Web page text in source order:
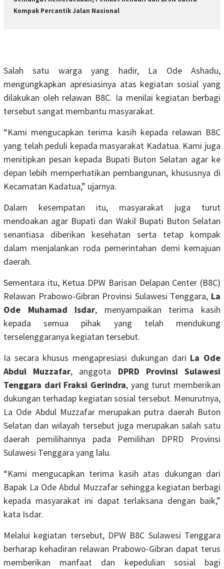
Kompak Percantik Jalan Nasional
Salah satu warga yang hadir, La Ode Ashadu,
mengungkapkan apresiasinya atas kegiatan sosial yang
dilakukan oleh relawan B8C. Ia menilai kegiatan berbagi
tersebut sangat membantu masyarakat.
“Kami mengucapkan terima kasih kepada relawan B8C
yang telah peduli kepada masyarakat Kadatua. Kami juga
menitipkan pesan kepada Bupati Buton Selatan agar ke
depan lebih memperhatikan pembangunan, khususnya di
Kecamatan Kadatua,” ujarnya.
Dalam kesempatan itu, masyarakat juga turut
mendoakan agar Bupati dan Wakil Bupati Buton Selatan
senantiasa diberikan kesehatan serta tetap kompak
dalam menjalankan roda pemerintahan demi kemajuan
daerah.
Sementara itu, Ketua DPW Barisan Delapan Center (B8C)
Relawan Prabowo-Gibran Provinsi Sulawesi Tenggara, La
Ode Muhamad Isdar, menyampaikan terima kasih
kepada semua pihak yang telah mendukung
terselenggaranya kegiatan tersebut.
Ia secara khusus mengapresiasi dukungan dari La Ode
Abdul Muzzafar, anggota DPRD Provinsi Sulawesi
Tenggara dari Fraksi Gerindra, yang turut memberikan
dukungan terhadap kegiatan sosial tersebut. Menurutnya,
La Ode Abdul Muzzafar merupakan putra daerah Buton
Selatan dan wilayah tersebut juga merupakan salah satu
daerah pemilihannya pada Pemilihan DPRD Provinsi
Sulawesi Tenggara yang lalu.
“Kami mengucapkan terima kasih atas dukungan dari
Bapak La Ode Abdul Muzzafar sehingga kegiatan berbagi
kepada masyarakat ini dapat terlaksana dengan baik,”
kata Isdar.
Melalui kegiatan tersebut, DPW B8C Sulawesi Tenggara
berharap kehadiran relawan Prabowo-Gibran dapat terus
memberikan manfaat dan kepedulian sosial bagi